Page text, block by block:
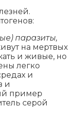
паразиты,
на мертвых
и живые, но
легко
и
и
пример
серой